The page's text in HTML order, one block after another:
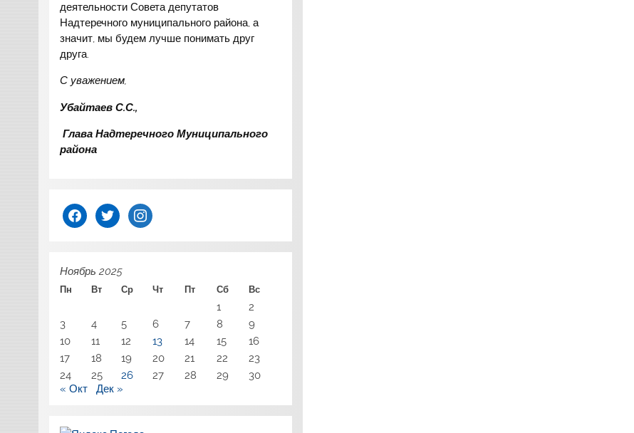
деятельности Совета депутатов
Надтеречного муниципального района, а
значит, мы будем лучше понимать друг
друга.
С уважением,
Убайтаев С.С.,
Глава Надтеречного Муниципального
района
facebooktwitter instagram
Ноябрь 2025
Пн Вт Ср Чт Пт Сб Вс
1
2
3
4 5 6 7 8
9
10
11 12 13 14 15
16
17
18 19 20 21 22
23
24
25 26 27 28 29
30
« Окт
Дек »